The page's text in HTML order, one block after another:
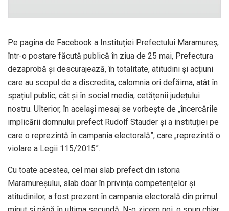
Pe pagina de Facebook a Instituției Prefectului Maramureș,
într-o postare făcută publică în ziua de 25 mai, Prefectura
dezaprobă și descurajează, în totalitate, atitudini și acțiuni
care au scopul de a discredita, calomnia ori defăima, atât în
spațiul public, cât și în social media, cetățenii județului
nostru. Ulterior, în același mesaj se vorbește de „încercările
implicării domnului prefect Rudolf Stauder și a instituției pe
care o reprezintă în campania electorală”, care „reprezintă o
violare a Legii 115/2015”.
Cu toate acestea, cel mai slab prefect din istoria
Maramureșului, slab doar în privința competențelor și
atitudinilor, a fost prezent în campania electorală din primul